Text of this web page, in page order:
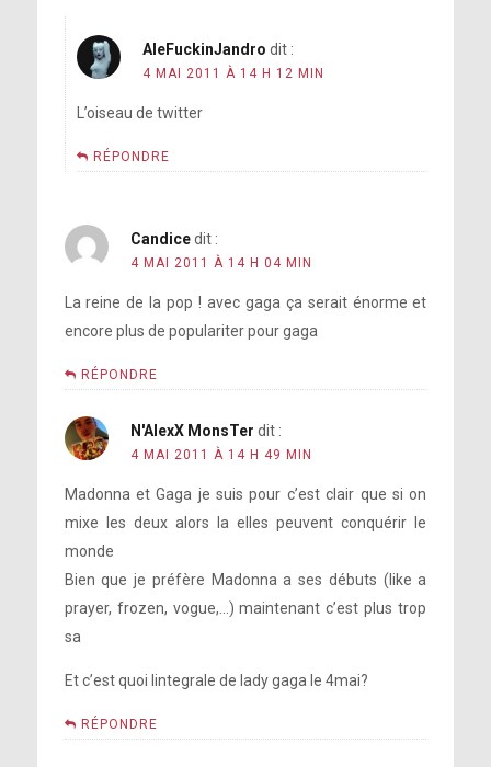
AleFuckinJandro dit :
4 MAI 2011 À 14 H 12 MIN
L’oiseau de twitter
RÉPONDRE
Candice dit :
4 MAI 2011 À 14 H 04 MIN
La reine de la pop ! avec gaga ça serait énorme et
encore plus de populariter pour gaga
RÉPONDRE
N'AlexX MonsTer dit :
4 MAI 2011 À 14 H 49 MIN
Madonna et Gaga je suis pour c’est clair que si on
mixe les deux alors la elles peuvent conquérir le
monde
Bien que je préfère Madonna a ses débuts (like a
prayer, frozen, vogue,…) maintenant c’est plus trop
sa
Et c’est quoi lintegrale de lady gaga le 4mai?
RÉPONDRE